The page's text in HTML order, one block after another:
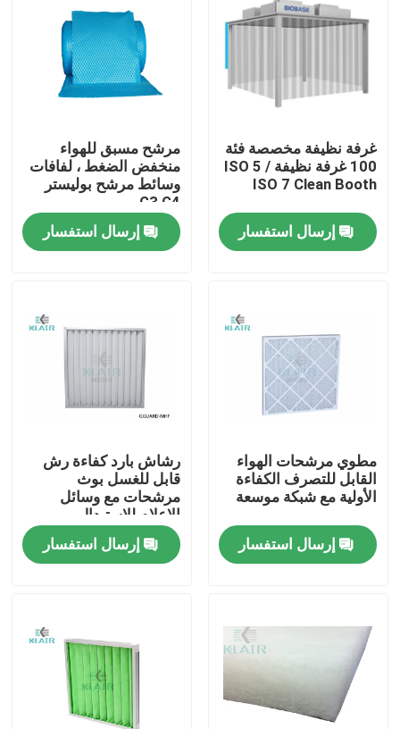
الصفحة الرئيسية
جولة في المعمل
اتصل بنا
اطلب اقتباس
مرشحات الهواء HVAC
HEPA هواء مرشح
غرفة نظيفة مخصصة فئة
100 غرفة نظيفة / ISO 5
ISO 7 Clean Booth
إرسال استفسار
مرشح مسبق للهواء
منخفض الضغط ، لفافات
وسائط مرشح بوليستر
G3 G4
إرسال استفسار
مطوي مرشحات الهواء
القابل للتصرف الكفاءة
الأولية مع شبكة موسعة
إرسال استفسار
رشاش بارد كفاءة رش
قابل للغسل بوث
مرشحات مع وسائل
الإعلام للاستبدال
إرسال استفسار